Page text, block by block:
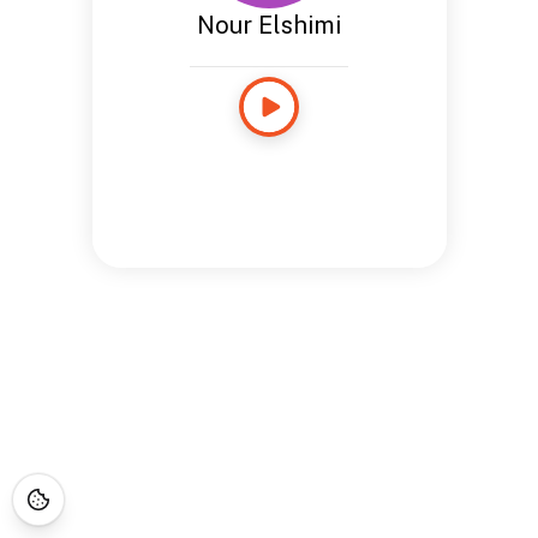
Nour Elshimi